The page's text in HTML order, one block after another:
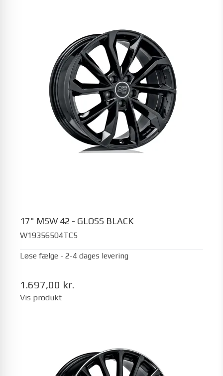
17" MSW 42 - GLOSS BLACK
W19356504TC5
Løse fælge - 2-4 dages levering
1.697,00 kr.
Vis produkt